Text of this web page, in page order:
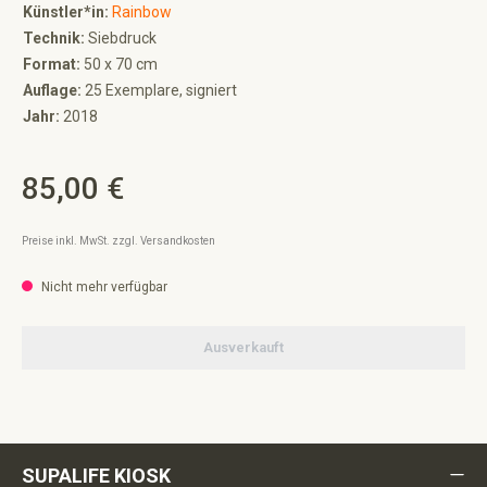
Künstler*in: Rainbow
Technik: Siebdruck
Format: 50 x 70 cm
Auflage: 25 Exemplare, signiert
Jahr: 2018
Regulärer Preis:
85,00 €
Preise inkl. MwSt. zzgl. Versandkosten
Nicht mehr verfügbar
Ausverkauft
SUPALIFE KIOSK